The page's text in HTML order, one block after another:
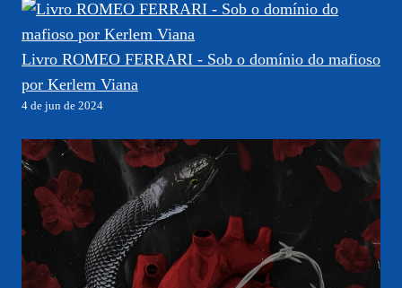
Livro ROMEO FERRARI - Sob o domínio do mafioso
por Kerlem Viana
4 de jun de 2024